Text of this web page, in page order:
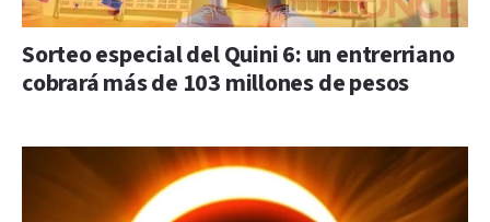
Sorteo especial del Quini 6: un entrerriano
cobrará más de 103 millones de pesos